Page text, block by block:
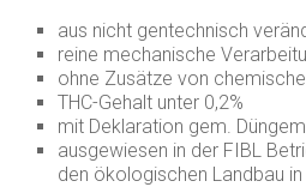
aus nicht gentechnisch
reine mechanische
ohne Zusätze von
THC-Gehalt unter 0,2%
mit Deklaration gem.
ausgewiesen in der FIBL
den ökologischen Landbau